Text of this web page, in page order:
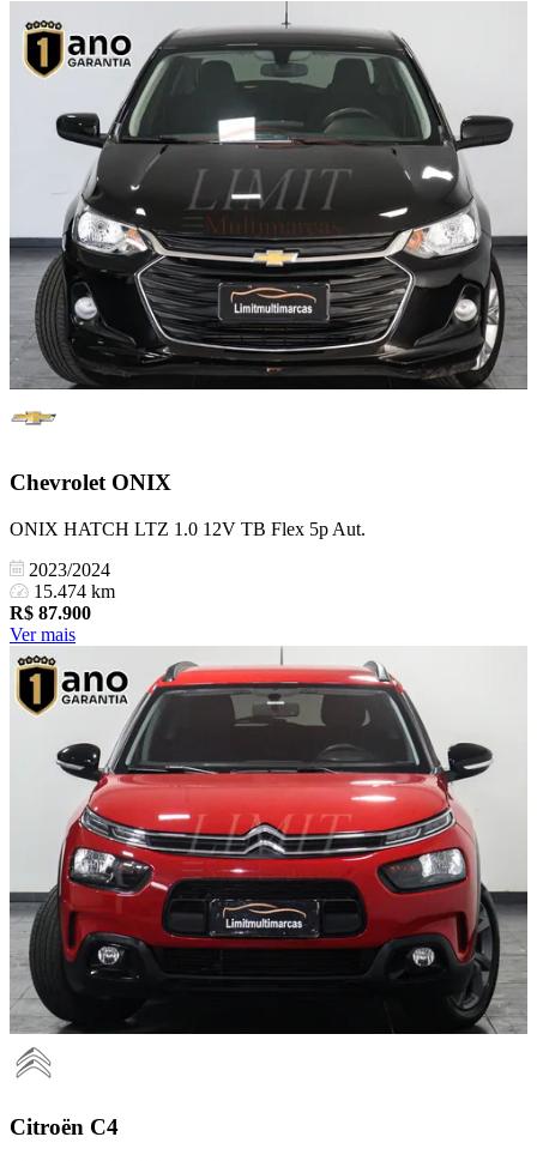
Chevrolet ONIX
ONIX HATCH LTZ 1.0 12V TB Flex 5p Aut.
2023/2024
15.474 km
R$ 87.900
Ver mais
Citroën C4